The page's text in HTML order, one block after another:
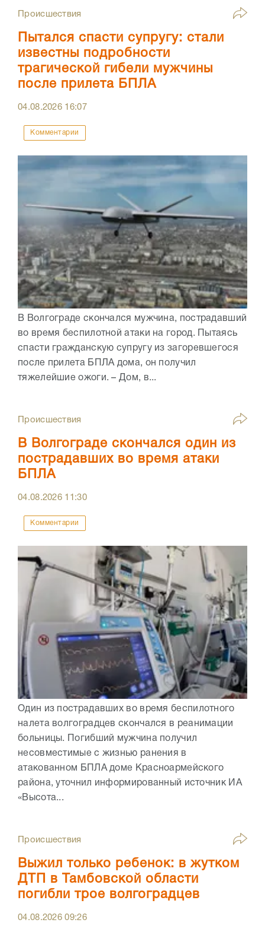
Происшествия
Пытался спасти супругу: стали
известны подробности
трагической гибели мужчины
после прилета БПЛА
04.08.2026 16:07
Комментарии
В Волгограде скончался мужчина, пострадавший
во время беспилотной атаки на город. Пытаясь
спасти гражданскую супругу из загоревшегося
после прилета БПЛА дома, он получил
тяжелейшие ожоги. – Дом, в...
Происшествия
В Волгограде скончался один из
пострадавших во время атаки
БПЛА
04.08.2026 11:30
Комментарии
Один из пострадавших во время беспилотного
налета волгоградцев скончался в реанимации
больницы. Погибший мужчина получил
несовместимые с жизнью ранения в
атакованном БПЛА доме Красноармейского
района, уточнил информированный источник ИА
«Высота...
Происшествия
Выжил только ребенок: в жутком
ДТП в Тамбовской области
погибли трое волгоградцев
04.08.202609:26